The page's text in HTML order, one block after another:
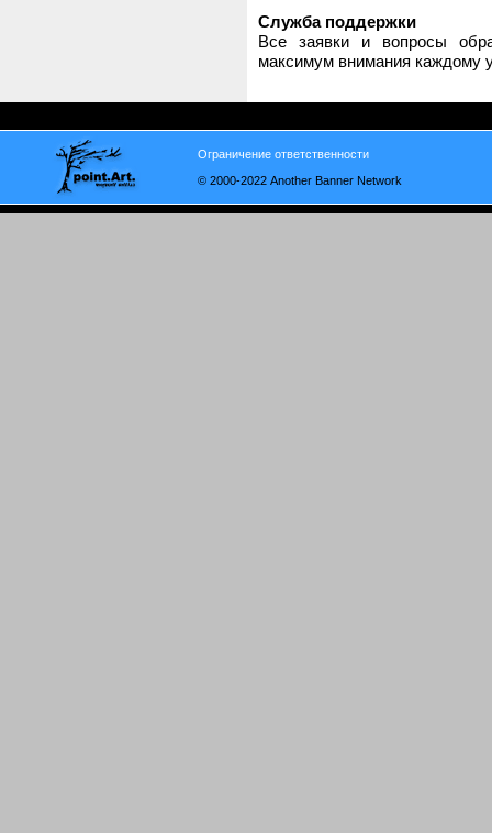
Служба поддержки
Все заявки и вопросы
максимум внимания каждому
Ограничение ответственности
© 2000-2022 Another Banner Network